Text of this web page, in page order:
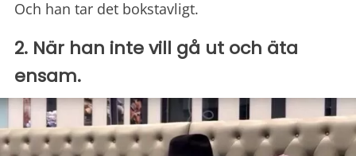
Och han tar det bokstavligt.
2. När han inte vill gå ut och äta
ensam.